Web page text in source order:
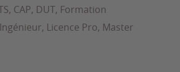
CAP, DUT, Formation
Licence Pro, Master